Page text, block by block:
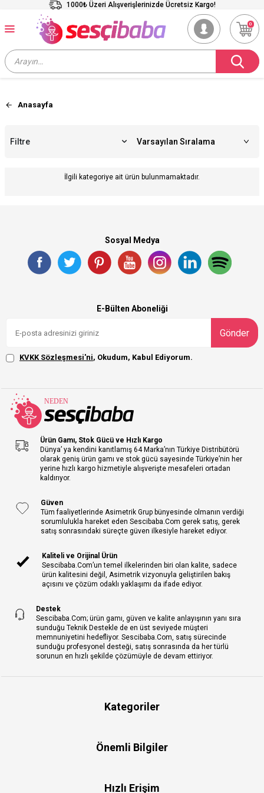
1000₺ Üzeri Alışverişlerinizde Ücretsiz Kargo!
0
Anasayfa
Filtre
İlgili kategoriye ait ürün bulunmamaktadır.
Sosyal Medya
E-Bülten Aboneliği
Gönder
KVKK Sözleşmesi'ni, Okudum, Kabul Ediyorum.
Ürün Gamı, Stok Gücü ve Hızlı Kargo
Dünya’ ya kendini kanıtlamış 64 Marka’nın Türkiye Distribütörü
olarak geniş ürün gamı ve stok gücü sayesinde Türkiye’nin her
yerine hızlı kargo hizmetiyle alışverişte mesafeleri ortadan
kaldırıyor.
Güven
Tüm faaliyetlerinde Asimetrik Grup bünyesinde olmanın verdiği
sorumlulukla hareket eden Sescibaba.Com gerek satış, gerek
satış sonrasındaki süreçte güven ilkesiyle hareket ediyor.
Kaliteli ve Orijinal Ürün
Sescibaba.Com’un temel ilkelerinden biri olan kalite, sadece
ürün kalitesini değil, Asimetrik vizyonuyla geliştirilen bakış
açısını ve çözüm odaklı yaklaşımı da ifade ediyor.
Destek
Sescibaba.Com; ürün gamı, güven ve kalite anlayışının yanı sıra
sunduğu Teknik Destekle de en üst seviyede müşteri
memnuniyetini hedefliyor. Sescibaba.Com, satış sürecinde
sunduğu profesyonel desteği, satış sonrasında da her türlü
sorunun en hızlı şekilde çözümüyle de devam ettiriyor.
Kategoriler
Önemli Bilgiler
Hızlı Erişim